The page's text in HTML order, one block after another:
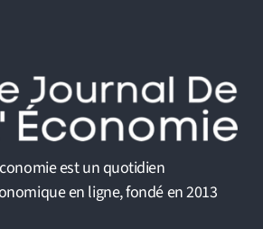
est un quotidien
en ligne, fondé en 2013